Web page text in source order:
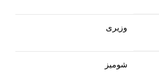
وزیری
شومیز